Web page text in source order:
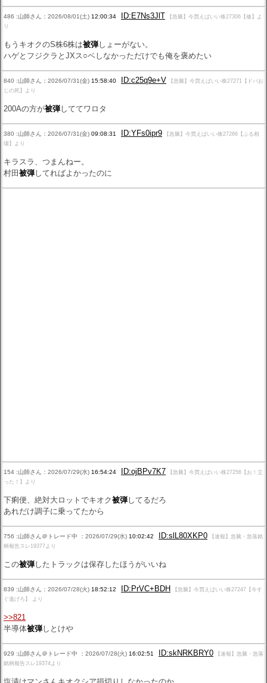
486 :山師さん：2026/08/01(土) 12:00:34 ID:E7Ns3JlT
【急騰】今買えばいい株27306【修】よ
り
もうキオクのS株6株は被弾しょーがない。
ハゲとフジクラとJXス○ベしなかっただけでも俺を褒めたい
840 :山師さん：2026/07/31(金) 15:58:40 ID:c25q9e+V
【急騰】今買えばいい株27271【ドパお
じの死】より
200Aの方が被弾しててワロタ
380 :山師さん：2026/07/31(金) 09:08:31 ID:YFs0ipr9
【急騰】今買えばいい株27266【ぶる相
場】より
キラスラ、つまんねー。
村田 被弾してればよかったのに
154 :山師さん：2026/07/29(水) 16:54:24 ID:ojBPv7K7
【急騰】今買えばいい株27256【お！立
った！】より
下痢便、絶対大ロットでキオク被弾してるだろ
あれだけ調子に乗ってたから
756 :山師さん＠トレード中 ：2026/07/29(水) 10:02:42 ID:slL80XKP0
【速報】急騰・急落銘
柄報告スレ19377より
この被弾したトラックは保存したほうがいいね
839 :山師さん：2026/07/28(火) 18:52:12 ID:PrVC+BDH
【急騰】今買えばいい株27247【今す
ぐ逃げろ】 より
>>821
半導体被弾しとけや
929 :山師さん＠トレード中 ：2026/07/28(火) 16:02:51 ID:skNRKBRY0
【速報】急騰・急落
銘柄報告スレ19374より